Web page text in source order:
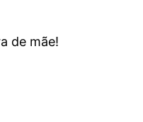
de mãe!